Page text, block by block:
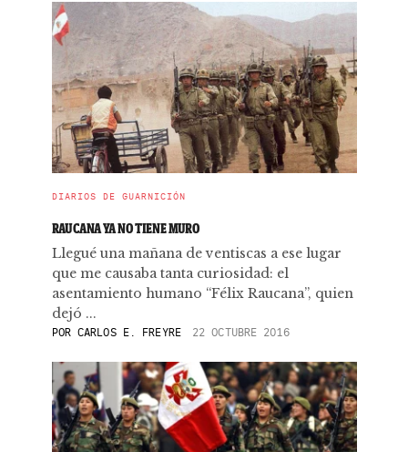
DIARIOS DE GUARNICIÓN
RAUCANA YA NO TIENE MURO
Llegué una mañana de ventiscas a ese lugar
que me causaba tanta curiosidad: el
asentamiento humano “Félix Raucana”, quien
dejó ...
PORCARLOS E. FREYRE 22 OCTUBRE 2016